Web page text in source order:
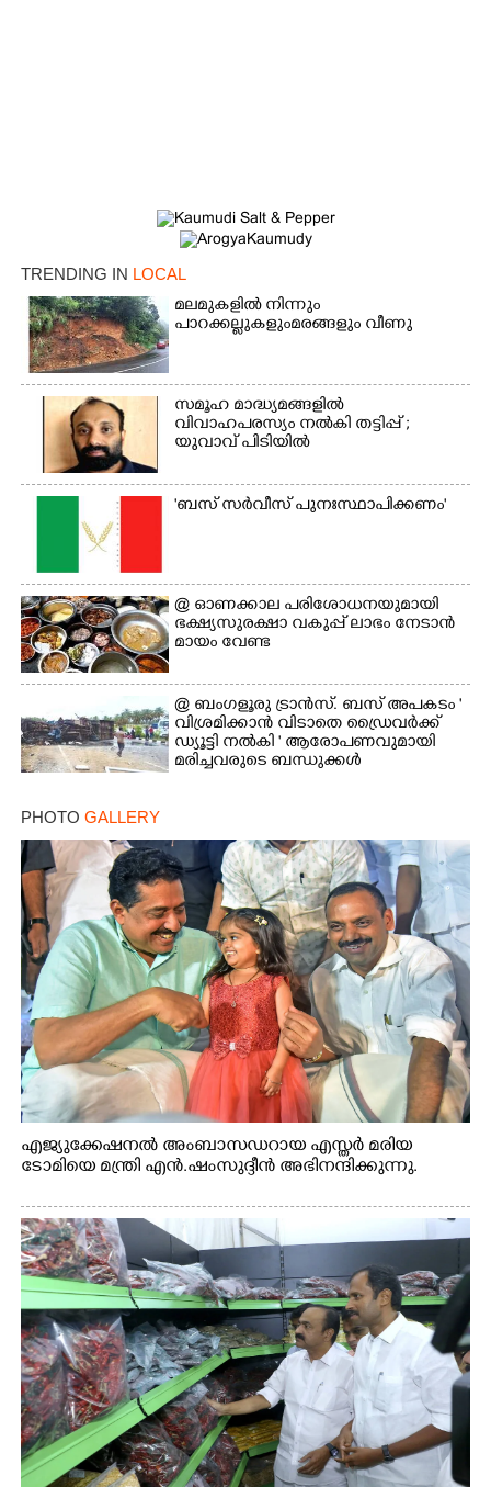
TRENDING IN LOCAL
മലമുകളിൽ നിന്നും
പാറക്കല്ലുകളുംമരങ്ങളും വീണു
സമൂഹ മാദ്ധ്യമങ്ങളിൽ
വിവാഹപരസ്യം നൽകി തട്ടിപ്പ് ;
യുവാവ് പിടിയിൽ
'ബസ് സർവീസ് പുനഃസ്ഥാപിക്കണം'
@​​​​​​​ ഓണക്കാല പരിശോധനയുമായി
ഭക്ഷ്യസുരക്ഷാ വകുപ്പ് ലാഭം നേടാൻ
മായം വേണ്ട
@ ബംഗളൂരു ട്രാൻസ്. ബസ് അപകടം '
വി​ശ്ര​മിക്കാൻ വിടാതെ ഡ്രൈ​വ​ർ​ക്ക്
ഡ്യൂട്ടി നൽകി ' ആരോപണവുമായി
മരിച്ചവരുടെ ബന്ധുക്കൾ
PHOTO GALLERY
എജ്യുക്കേഷനൽ അംബാസഡറായ എസ്തർ മരിയ
ടോമിയെ മന്ത്രി എൻ.ഷംസുദ്ദീൻ അഭിനന്ദിക്കുന്നു.
Copy Link